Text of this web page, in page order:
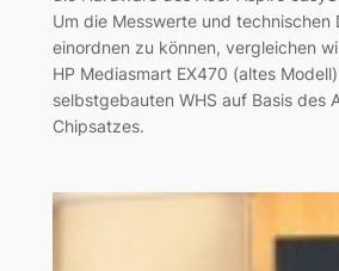
Um die Messwerte und technischen
einordnen zu können, vergleichen
HP Mediasmart EX470 (altes
selbstgebauten WHS auf Basis des
Chipsatzes.